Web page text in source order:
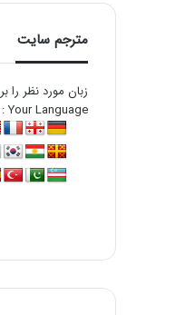
مترجم سایت
Your Language :